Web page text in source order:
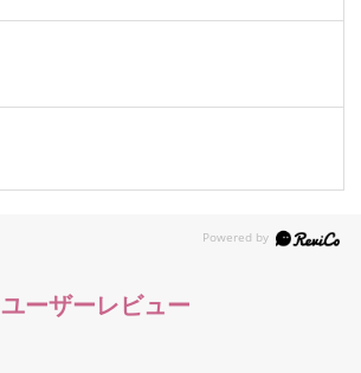
ユーザーレビュー